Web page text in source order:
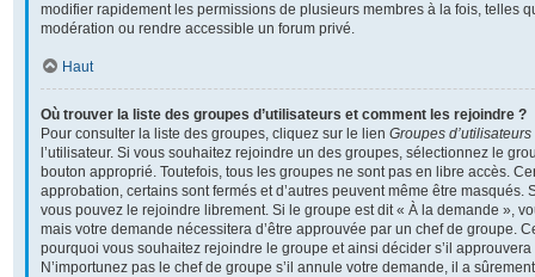
modifier rapidement les permissions de plusieurs membres à la fois, telles
modération ou rendre accessible un forum privé.
Haut
Où trouver la liste des groupes d’utilisateurs et comment les rejoindre ?
Pour consulter la liste des groupes, cliquez sur le lien Groupes d’utilisateurs
l’utilisateur. Si vous souhaitez rejoindre un des groupes, sélectionnez le
bouton approprié. Toutefois, tous les groupes ne sont pas en libre accès.
approbation, certains sont fermés et d’autres peuvent même être masqués.
vous pouvez le rejoindre librement. Si le groupe est dit « À la demande »,
mais votre demande nécessitera d’être approuvée par un chef de groupe.
pourquoi vous souhaitez rejoindre le groupe et ainsi décider s’il
N’importunez pas le chef de groupe s’il annule votre demande, il a